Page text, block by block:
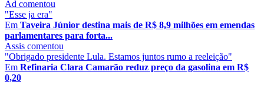
Ad comentou
"Esse ja era"
Em Taveira Júnior destina mais de R$ 8,9 milhões em emendas
parlamentares para forta...
Assis comentou
"Obrigado presidente Lula. Estamos juntos rumo a reeleição"
Em Refinaria Clara Camarão reduz preço da gasolina em R$
0,20